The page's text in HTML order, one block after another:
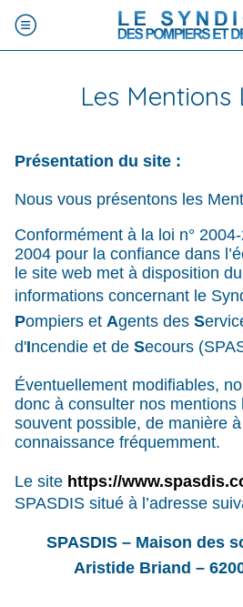
Les Mentions
Présentation du site :
Nous vous présentons les
Conformément à la loi n°
2004 pour la confiance dans
le site web met à disposition
informations concernant le
Pompiers et Agents des S
d'Incendie et de Secours
Éventuellement modifiables,
donc à consulter nos mentions
souvent possible, de manière
connaissance fréquemment.
Le site https://
SPASDIS situé à l’adresse
SPASDIS – Maison des
Aristide Briand –